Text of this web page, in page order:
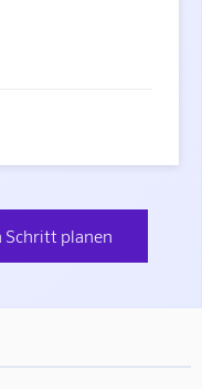
Schritt planen